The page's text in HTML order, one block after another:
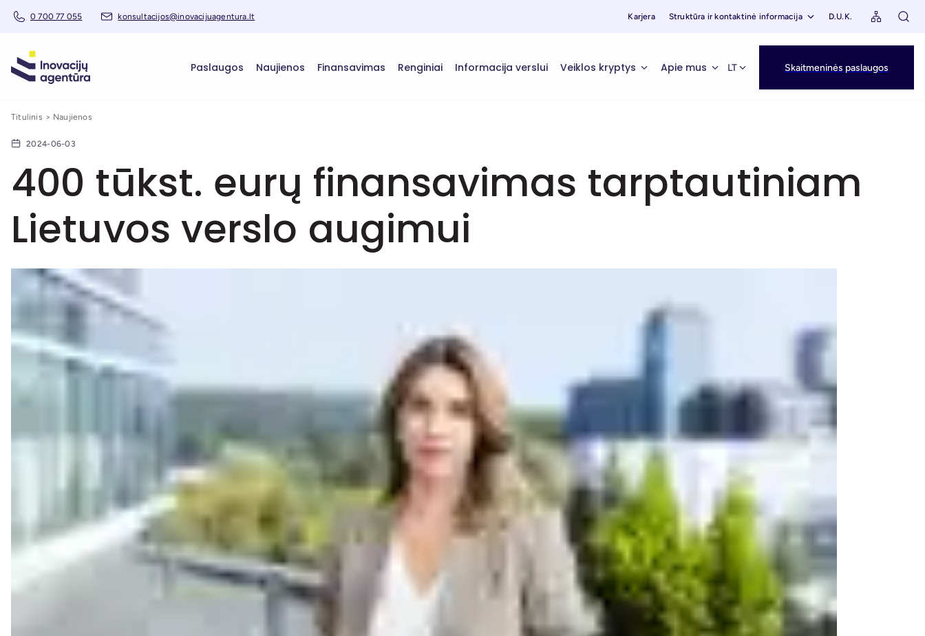
0 700 77 055 konsultacijos@inovacijuagentura.lt Karjera Struktūra ir kontaktinė informacija D.U.K.
Paslaugos Naujienos Finansavimas Renginiai Informacija verslui Veiklos kryptys Apie mus LT Skaitmeninės paslaugos
Titulinis Naujienos
2024-06-03
400 tūkst. eurų finansavimas tarptautiniam
Lietuvos verslo augimui